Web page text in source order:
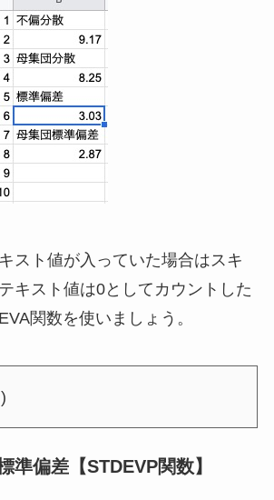
スト値が入っていた場合はスキ
キスト値は0としてカウントした
関数を使いましょう。
準偏差【STDEVP関数】